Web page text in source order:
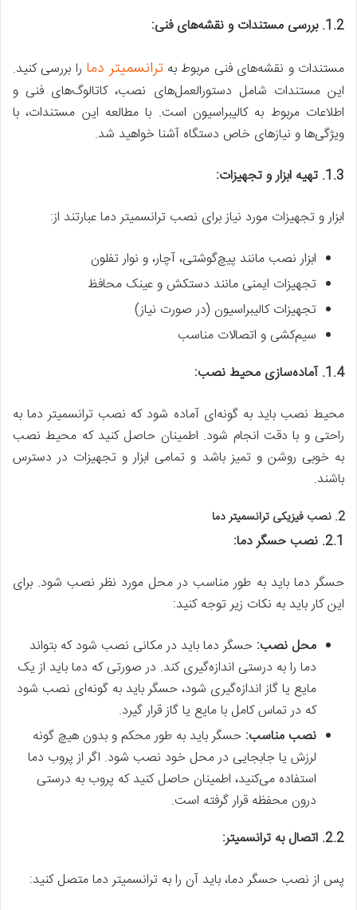
1.2. بررسی مستندات و نقشه‌های فنی:
مستندات و نقشه‌های فنی مربوط به ترانسمیتر دما را بررسی کنید.
این مستندات شامل دستورالعمل‌های نصب، کاتالوگ‌های فنی و
اطلاعات مربوط به کالیبراسیون است. با مطالعه این مستندات، با
ویژگی‌ها و نیازهای خاص دستگاه آشنا خواهید شد.
1.3. تهیه ابزار و تجهیزات:
ابزار و تجهیزات مورد نیاز برای نصب ترانسمیتر دما عبارتند از:
ابزار نصب مانند پیچ‌گوشتی، آچار، و نوار تفلون
تجهیزات ایمنی مانند دستکش و عینک محافظ
تجهیزات کالیبراسیون (در صورت نیاز)
سیم‌کشی و اتصالات مناسب
1.4. آماده‌سازی محیط نصب:
محیط نصب باید به گونه‌ای آماده شود که نصب ترانسمیتر دما به
راحتی و با دقت انجام شود. اطمینان حاصل کنید که محیط نصب
به خوبی روشن و تمیز باشد و تمامی ابزار و تجهیزات در دسترس
باشند.
2. نصب فیزیکی ترانسمیتر دما
2.1. نصب حسگر دما:
حسگر دما باید به طور مناسب در محل مورد نظر نصب شود. برای
این کار باید به نکات زیر توجه کنید:
محل نصب: حسگر دما باید در مکانی نصب شود که بتواند
دما را به درستی اندازه‌گیری کند. در صورتی که دما باید از یک
مایع یا گاز اندازه‌گیری شود، حسگر باید به گونه‌ای نصب شود
که در تماس کامل با مایع یا گاز قرار گیرد.
نصب مناسب: حسگر باید به طور محکم و بدون هیچ گونه
لرزش یا جابجایی در محل خود نصب شود. اگر از پروب دما
استفاده می‌کنید، اطمینان حاصل کنید که پروب به درستی
درون محفظه قرار گرفته است.
2.2. اتصال به ترانسمیتر:
پس از نصب حسگر دما، باید آن را به ترانسمیتر دما متصل کنید: